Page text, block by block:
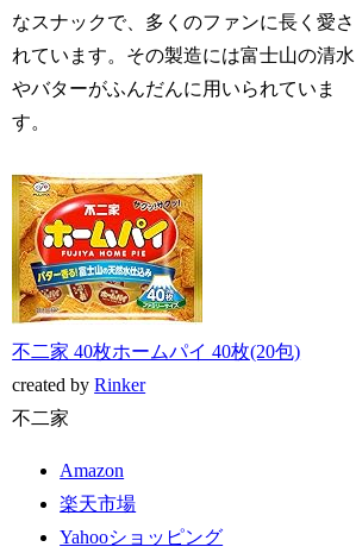
なスナックで、多くのファンに長く愛さ
れています。その製造には富士山の清水
やバターがふんだんに用いられていま
す。
不二家 40枚ホームパイ 40枚(20包)
created byRinker
不二家
Amazon
楽天市場
Yahooショッピング